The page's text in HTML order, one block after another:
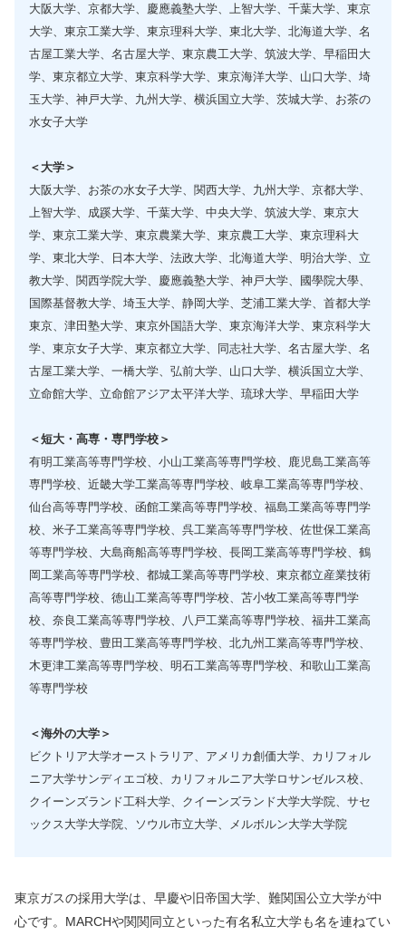
大阪大学、京都大学、慶應義塾大学、上智大学、千葉大学、東京
大学、東京工業大学、東京理科大学、東北大学、北海道大学、名
古屋工業大学、名古屋大学、東京農工大学、筑波大学、早稲田大
学、東京都立大学、東京科学大学、東京海洋大学、山口大学、埼
玉大学、神戸大学、九州大学、横浜国立大学、茨城大学、お茶の
水女子大学
＜大学＞
大阪大学、お茶の水女子大学、関西大学、九州大学、京都大学、
上智大学、成蹊大学、千葉大学、中央大学、筑波大学、東京大
学、東京工業大学、東京農業大学、東京農工大学、東京理科大
学、東北大学、日本大学、法政大学、北海道大学、明治大学、立
教大学、関西学院大学、慶應義塾大学、神戸大学、國學院大學、
国際基督教大学、埼玉大学、静岡大学、芝浦工業大学、首都大学
東京、津田塾大学、東京外国語大学、東京海洋大学、東京科学大
学、東京女子大学、東京都立大学、同志社大学、名古屋大学、名
古屋工業大学、一橋大学、弘前大学、山口大学、横浜国立大学、
立命館大学、立命館アジア太平洋大学、琉球大学、早稲田大学
＜短大・高専・専門学校＞
有明工業高等専門学校、小山工業高等専門学校、鹿児島工業高等
専門学校、近畿大学工業高等専門学校、岐阜工業高等専門学校、
仙台高等専門学校、函館工業高等専門学校、福島工業高等専門学
校、米子工業高等専門学校、呉工業高等専門学校、佐世保工業高
等専門学校、大島商船高等専門学校、長岡工業高等専門学校、鶴
岡工業高等専門学校、都城工業高等専門学校、東京都立産業技術
高等専門学校、徳山工業高等専門学校、苫小牧工業高等専門学
校、奈良工業高等専門学校、八戸工業高等専門学校、福井工業高
等専門学校、豊田工業高等専門学校、北九州工業高等専門学校、
木更津工業高等専門学校、明石工業高等専門学校、和歌山工業高
等専門学校
＜海外の大学＞
ビクトリア大学オーストラリア、アメリカ創価大学、カリフォル
ニア大学サンディエゴ校、カリフォルニア大学ロサンゼルス校、
クイーンズランド工科大学、クイーンズランド大学大学院、サセ
ックス大学大学院、ソウル市立大学、メルボルン大学大学院
東京ガスの採用大学は、早慶や旧帝国大学、難関国公立大学が中
心です。MARCHや関関同立といった有名私立大学も名を連ねてい